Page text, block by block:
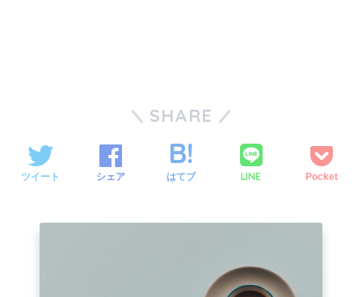
SHARE
ツイート シェア はてブ LINE Pocket